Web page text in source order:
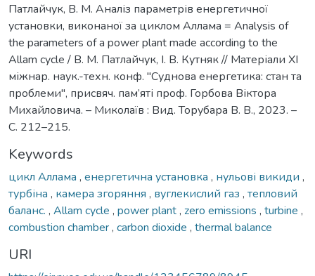
Патлайчук, В. М. Аналіз параметрів енергетичної
установки, виконаної за циклом Аллама = Analysis of
the parameters of a power plant made according to the
Allam cycle / В. М. Патлайчук, І. В. Кутняк // Матеріали ХІ
міжнар. наук.-техн. конф. ''Суднова енергетика: стан та
проблеми'', присвяч. пам’яті проф. Горбова Віктора
Михайловича. – Миколаїв : Вид. Торубара В. В., 2023. –
С. 212–215.
Keywords
цикл Аллама , енергетична установка , нульові викиди ,
турбіна , камера згоряння , вуглекислий газ , тепловий
баланс. , Allam cycle , power plant, zero emissions , turbine ,
combustion chamber, carbon dioxide , thermal balance
URI